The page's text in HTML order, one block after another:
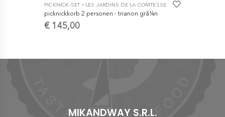
PICKNICK-SET- LES JARDINS DE LA COMTESSE
picknickkorb 2 personen - trianon grã¼n
€ 145,00
MIKANDWAY S.R.L.